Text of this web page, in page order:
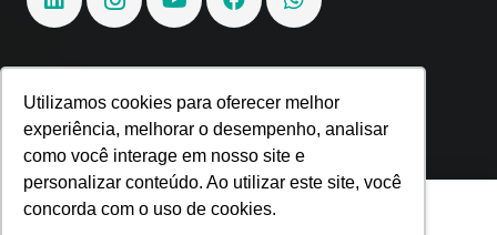
Utilizamos cookies para oferecer melhor
experiência, melhorar o desempenho, analisar
como você interage em nosso site e
personalizar conteúdo. Ao utilizar este site, você
concorda com o uso de cookies.
Fique por dentro!
Inscreva-se e fique por dentro de todas as
tendências e inovações.
Utilizamos cookies para oferecer melhor